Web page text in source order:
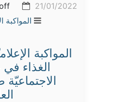
21/01/2022
المواكبة
المواكبة
الغذاء